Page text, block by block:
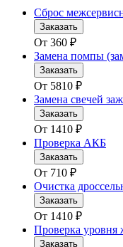
Сброс
Заказать
От 360 ₽
Замена помпы
Заказать
От 5810 ₽
Замена свечей
Заказать
От 1410 ₽
Проверка АКБ
Заказать
От 710 ₽
Очистка
Заказать
От 1410 ₽
Проверка уровня
Заказать